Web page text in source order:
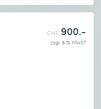
CHF 900.-
zzgl. 8.1% MWST